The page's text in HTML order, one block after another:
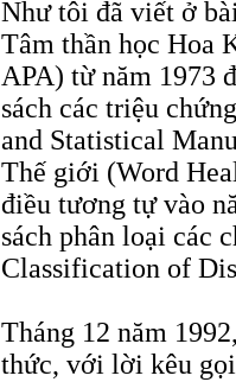
Như tôi đã viết ở
Tâm thần học Hoa
APA) từ năm 1973
sách các triệu
and Statistical
Thế giới (Word
điều tương tự vào
sách phân loại các
Classification of
Tháng 12 năm
thức, với lời kêu